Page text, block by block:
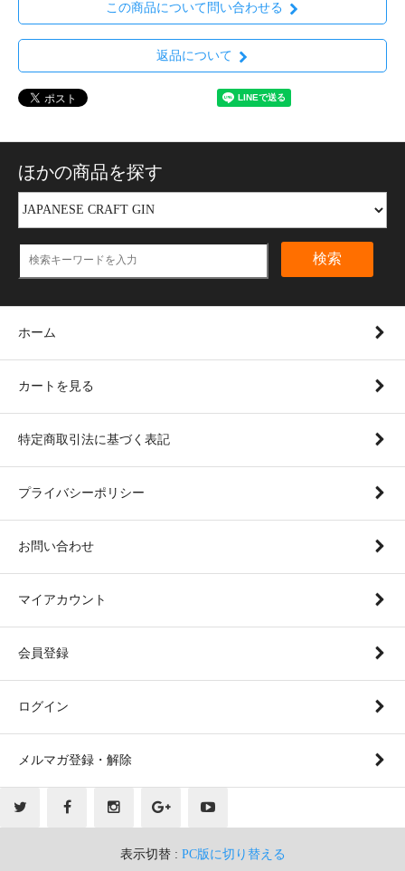
この商品について問い合わせる
返品について
ほかの商品を探す
検索
ホーム
カートを見る
特定商取引法に基づく表記
プライバシーポリシー
お問い合わせ
マイアカウント
会員登録
ログイン
メルマガ登録・解除
表示切替 : PC版に切り替える